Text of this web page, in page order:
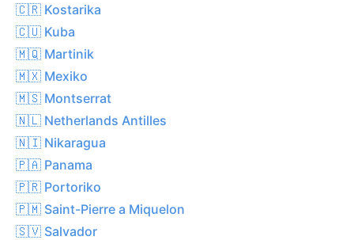
🇨🇷 Kostarika
🇨🇺 Kuba
🇲🇶 Martinik
🇲🇽 Mexiko
🇲🇸 Montserrat
🇳🇱 Netherlands Antilles
🇳🇮 Nikaragua
🇵🇦 Panama
🇵🇷 Portoriko
🇵🇲 Saint-Pierre a Miquelon
🇸🇻 Salvador